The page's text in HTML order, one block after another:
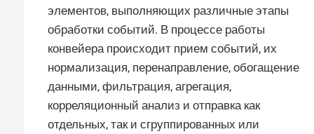
элементов, выполняющих различные этапы
обработки событий. В процессе работы
конвейера происходит прием событий, их
нормализация, перенаправление, обогащение
данными, фильтрация, агрегация,
корреляционный анализ и отправка как
отдельных, так и сгруппированных или